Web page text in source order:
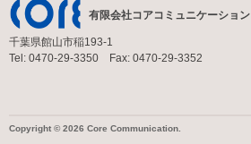
有限会社コアコミュニケーション
千葉県館山市稲193-1
Tel: 0470-29-3350 Fax: 0470-29-3352
Copyright © 2026 Core Communication.